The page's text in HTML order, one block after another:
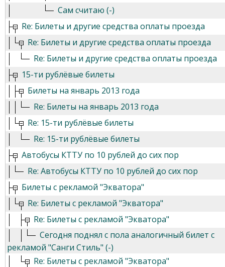
Сам считаю (-)
Re: Билеты и другие средства оплаты проезда
Re: Билеты и другие средства оплаты проезда
Re: Билеты и другие средства оплаты проезда
15-ти рублёвые билеты
Билеты на январь 2013 года
Re: Билеты на январь 2013 года
Re: 15-ти рублёвые билеты
Re: 15-ти рублёвые билеты
Автобусы КТТУ по 10 рублей до сих пор
Re: Автобусы КТТУ по 10 рублей до сих пор
Билеты с рекламой "Экватора"
Re: Билеты с рекламой "Экватора"
Re: Билеты с рекламой "Экватора"
Сегодня поднял с пола аналогичный билет с
рекламой "Санги Стиль" (-)
Re: Билеты с рекламой "Экватора"